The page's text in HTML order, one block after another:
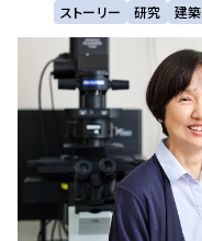
ストーリー
研究 建